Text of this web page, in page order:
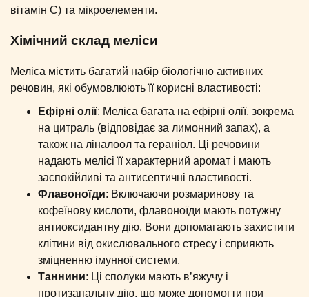
вітамін С) та мікроелементи.
Хімічний склад меліси
Меліса містить багатий набір біологічно активних
речовин, які обумовлюють її корисні властивості:
Ефірні олії: Меліса багата на ефірні олії, зокрема
на цитраль (відповідає за лимонний запах), а
також на ліналоол та гераніол. Ці речовини
надають мелісі її характерний аромат і мають
заспокійливі та антисептичні властивості.
Флавоноїди: Включаючи розмаринову та
кофеїнову кислоти, флавоноїди мають потужну
антиоксидантну дію. Вони допомагають захистити
клітини від окислювального стресу і сприяють
зміцненню імунної системи.
Таннини: Ці сполуки мають в’яжучу і
протизапальну дію, що може допомогти при